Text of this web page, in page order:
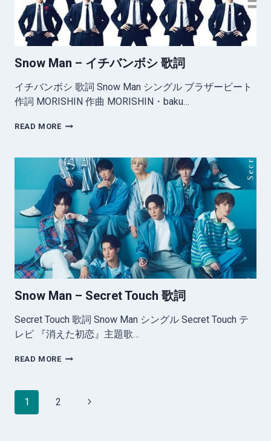
歌
詞
Snow Man – イチバンボシ 歌詞
イチバンボシ 歌詞 Snow Man シングル ブラザービート
作詞 MORISHIN 作曲 MORISHIN・baku…
READ MORESNOW
イ
チ
バ
ン
ボ
シ
歌
詞
Snow Man – Secret Touch 歌詞
Secret Touch 歌詞 Snow Man シングル Secret Touch テ
レビ 『消えた初恋』主題歌…
READ MORESNOW
TOUCH
Page
navigation
1 2
Next